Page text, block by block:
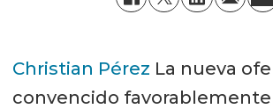
Christian Pérez La nueva
convencido favorablemente